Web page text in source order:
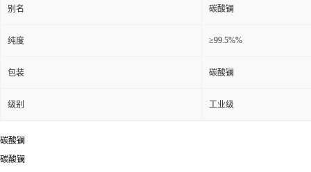
别名 碳酸镧
纯度 ≥99.5%%
包装 碳酸镧
级别 工业级
碳酸镧
碳酸镧